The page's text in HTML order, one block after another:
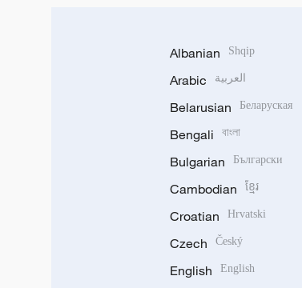
Albanian Shqip
Arabic العربية
Belarusian Беларуская
Bengali বাংলা
Bulgarian Български
Cambodian ខ្មែរ
Croatian Hrvatski
Czech Český
English English